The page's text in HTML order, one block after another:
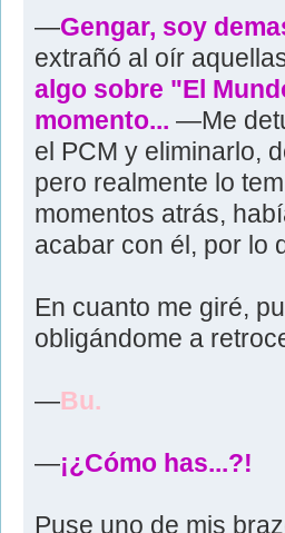
—Gengar, soy
extrañó al oír
algo sobre "El
momento... —Me
el PCM y eliminarlo,
pero realmente lo
momentos atrás,
acabar con él, por lo
En cuanto me giré,
obligándome a
—Bu.
—¡¿Cómo has...?!
Puse uno de mis